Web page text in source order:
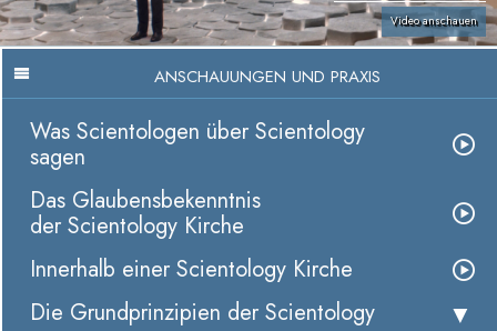
Video anschauen
ANSCHAUUNGEN UND PRAXIS
Was Scientologen über Scientology
sagen
Das Glaubensbekenntnis
der Scientology Kirche
Innerhalb einer Scientology Kirche
Die Grundprinzipien der Scientology